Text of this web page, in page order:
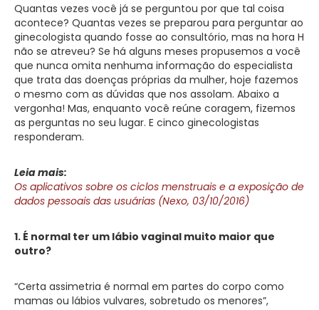
Quantas vezes você já se perguntou por que tal coisa
acontece? Quantas vezes se preparou para perguntar ao
ginecologista quando fosse ao consultório, mas na hora H
não se atreveu? Se há alguns meses propusemos a você
que nunca omita nenhuma informação do especialista
que trata das doenças próprias da mulher, hoje fazemos
o mesmo com as dúvidas que nos assolam. Abaixo a
vergonha! Mas, enquanto você reúne coragem, fizemos
as perguntas no seu lugar. E cinco ginecologistas
responderam.
Leia mais:
Os aplicativos sobre os ciclos menstruais e a exposição de
dados pessoais das usuárias (Nexo, 03/10/2016)
1. É normal ter um lábio vaginal muito maior que
outro?
“Certa assimetria é normal em partes do corpo como
mamas ou lábios vulvares, sobretudo os menores”,